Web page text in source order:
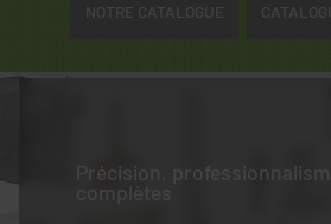
NOTRE CATALOGUE
Précision,
complètes